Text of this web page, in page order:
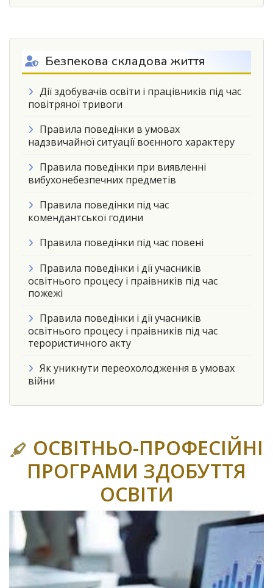
Безпекова складова життя
Дії здобувачів освіти і працівників під час
повітряної тривоги
Правила поведінки в умовах
надзвичайної ситуації воєнного характеру
Правила поведінки при виявленні
вибухонебезпечних предметів
Правила поведінки під час
комендантської години
Правила поведінки під час повені
Правила поведінки і дії учасників
освітнього процесу і праівників під час
пожежі
Правила поведінки і дії учасників
освітнього процесу і праівників під час
терористичного акту
Як уникнути переохолодження в умовах
війни
ОСВІТНЬО-ПРОФЕСІЙНІ
ПРОГРАМИ ЗДОБУТТЯ
ОСВІТИ